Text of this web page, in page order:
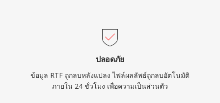
ปลอดภัย
ข้อมูล RTF ถูกลบหลังแปลง ไฟล์ผลลัพธ์ถูกลบอัตโนมัติ
ภายใน 24 ชั่วโมง เพื่อความเป็นส่วนตัว